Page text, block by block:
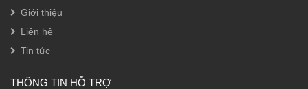
Giới thiệu
Liên hệ
Tin tức
THÔNG TIN HỖ TRỢ